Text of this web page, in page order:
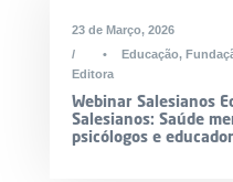
23 de Março, 2026
•
Educação,
Editora
Webinar Salesianos
Salesianos: Saúde
psicólogos e